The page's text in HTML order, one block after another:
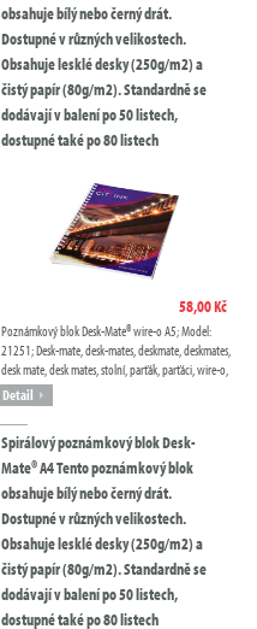
obsahuje bílý nebo černý drát.
Dostupné v různých velikostech.
Obsahuje lesklé desky (250g/m2) a
čistý papír (80g/m2). Standardně se
dodávají v balení po 50 listech,
dostupné také po 80 listech
58,00 Kč
Poznámkový blok Desk-Mate® wire-o A5; Model:
21251; Desk-mate, desk-mates, deskmate, deskmates,
desk mate, desk mates, stolní, parťák, parťáci, wire-o,
desk-mate wire-o, poznámkový...
Detail
Spirálový poznámkový blok Desk-
Mate® A4 Tento poznámkový blok
obsahuje bílý nebo černý drát.
Dostupné v různých velikostech.
Obsahuje lesklé desky (250g/m2) a
čistý papír (80g/m2). Standardně se
dodávají v balení po 50 listech,
dostupné také po 80 listech